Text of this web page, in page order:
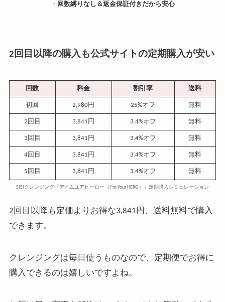
・ 回数縛りなし＆返金保証付きだから安心
2回目以降の購入も公式サイトの定期購入が安い
回数 料金 割引率 送料
初回 2,980円 25%オフ 無料
2回目 3,841円 3.4%オフ 無料
3回目 3,841円 3.4%オフ 無料
4回目 3,841円 3.4%オフ 無料
5回目 3,841円 3.4%オフ 無料
SISIクレンジング「アイムユアヒーロー（I’m Your HERO）」定期購入シミュレーション
2回目以降も定価よりお得な3,841円、送料無料で購入
できます。
クレンジングは毎日使うものなので、定期便でお得に
購入できるのは嬉しいですよね。